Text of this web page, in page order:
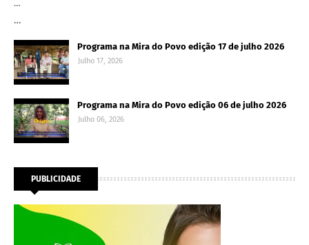
…
…
Programa na Mira do Povo edição 17 de julho 2026
Julho 17, 2026
Programa na Mira do Povo edição 06 de julho 2026
Julho 06, 2026
PUBLICIDADE